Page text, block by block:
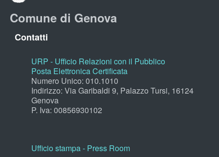
Comune di Genova
Contatti
URP - Ufficio Relazioni con il Pubblico
Posta Elettronica Certificata
Numero Unico: 010.1010
Indirizzo: Via Garibaldi 9, Palazzo Tursi, 16124
Genova
P. Iva: 00856930102
Ufficio stampa - Press Room